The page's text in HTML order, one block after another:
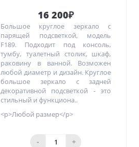
16 200₽
Большое круглое зеркало с
парящей подсветкой, модель
F189. Подходит под консоль,
тумбу, туалетный столик, шкаф,
раковину в ванной. Возможен
любой диаметр и дизайн. Круглое
большое зеркало с задней
декоративной подсветкой - это
стильный и функциона..
<p>Любой размер</p>
- +